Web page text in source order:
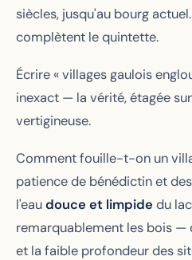
siècles, jusqu'au bourg
complètent le quintette.
Écrire « villages gaulois
inexact — la vérité, étagée
vertigineuse.
Comment fouille-t-on un
patience de bénédictin et
l'eaudouce et limpide du
remarquablement les bois —
et la faible profondeur des